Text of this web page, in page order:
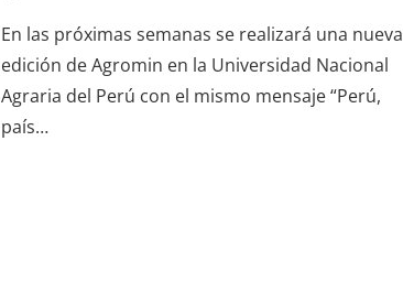
En las próximas semanas se realizará una nueva
edición de Agromin en la Universidad Nacional
Agraria del Perú con el mismo mensaje “Perú,
país…